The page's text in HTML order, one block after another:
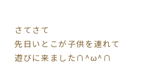
さてさて
先日いとこが子供を連れて
遊びに来ました∩^ω^∩